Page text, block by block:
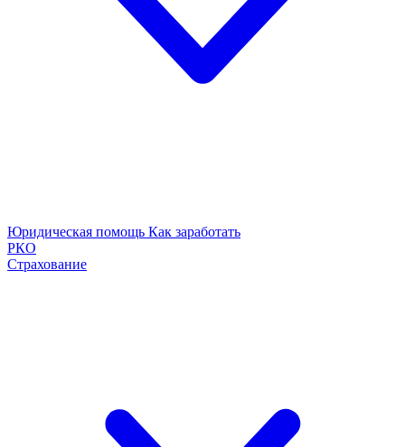
Юридическая помощь Как заработать
РКО
Страхование